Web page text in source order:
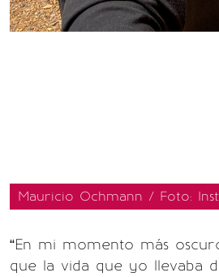
Mauricio Ochmann / Foto:
“En mi momento más
que la vida que yo llevaba